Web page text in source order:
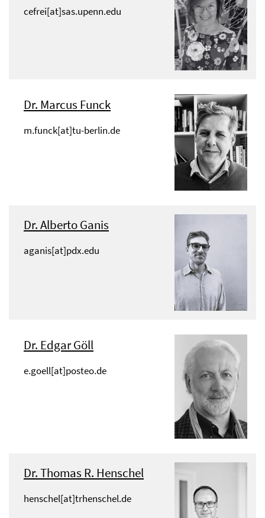
cefrei[at]sas.upenn.edu
Dr. Marcus Funck
m.funck[at]tu-berlin.de
Dr. Alberto Ganis
aganis[at]pdx.edu
Dr. Edgar Göll
e.goell[at]posteo.de
Dr. Thomas R. Henschel
henschel[at]trhenschel.de